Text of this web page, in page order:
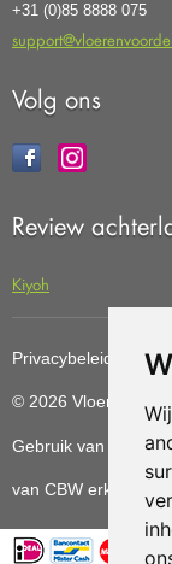
+31 (0)85 8888 075
Volg ons
Review
Kiyoh
Privacybeleid
© 2026
Gebruik van deze
van CBW erkende